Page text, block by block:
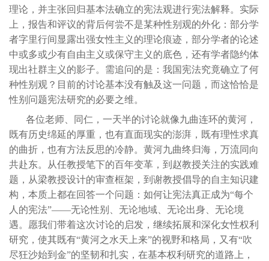
理论，并主张回归基本法确立的宪法观进行宪法解释。实际
上，报告和评议的背后何尝不是某种性别观的外化：部分学
者字里行间显露出强女性主义的理论痕迹，部分学者的论述
中或多或少有自由主义或保守主义的底色，还有学者隐约体
现出社群主义的影子。需追问的是：我国宪法究竟确立了何
种性别观？目前的讨论基本没有触及这一问题，而这恰恰是
性别问题宪法研究的必要之维。
各位老师、同仁，一天半的讨论就像九曲连环的黄河，
既有历史绵延的厚重，也有直面现实的澎湃，既有理性求真
的曲折，也有方法反思的冷静。黄河九曲终归海，万流同向
共赴东。从任教授笔下的百年变革，到赵教授关注的实践难
题，从梁教授设计的审查框架，到谢教授倡导的自主知识建
构，本质上都在回答一个问题：如何让宪法真正成为“每个
人的宪法”——无论性别、无论地域、无论出身、无论境
遇。愿我们带着这次讨论的启发，继续拓展和深化女性权利
研究，使其既有“黄河之水天上来”的视野和格局，又有“吹
尽狂沙始到金”的坚韧和扎实，在基本权利研究的道路上，